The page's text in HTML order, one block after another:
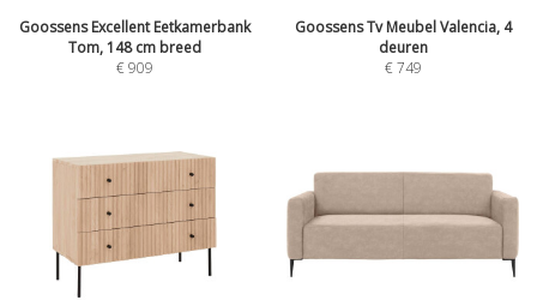
Goossens Excellent Eetkamerbank
Tom, 148 cm breed
€909
Goossens Tv Meubel Valencia, 4
deuren
€749